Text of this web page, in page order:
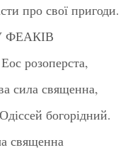
про свої пригоди.
ФЕАКІВ
розоперста,
сила священна,
богорідний.
священна